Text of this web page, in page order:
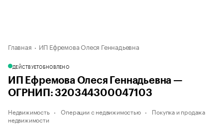
Главная ИП Ефремова Олеся Геннадьевна
ДЕЙСТВУЕТОБНОВЛЕНО
ИП Ефремова Олеся Геннадьевна —
ОГРНИП: 320344300047103
Недвижимость Операции с недвижимостью
Покупка и продажа
недвижимости